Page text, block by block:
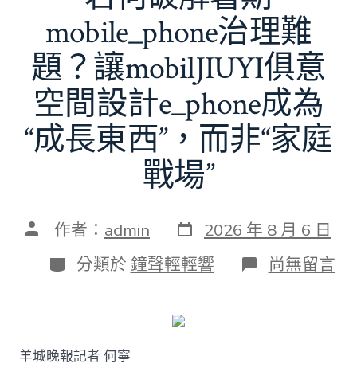
mobile_phone治理難
題？讓mobilJIUYI俱意
空間設計e_phone成為
“成長東西”，而非“家庭
戰場”
文 作者： admin 發
表
日
期
2026 年 8 月 6 日
分
類
分類於 鐘聲輕輕響 在
〈若
尚無留言
羊城晚報記者 何寧